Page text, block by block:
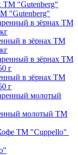
"Gutenberg"
в зёрнах ТМ
в зёрнах ТМ
г
молотый ТМ
ТМ "Cuppello"